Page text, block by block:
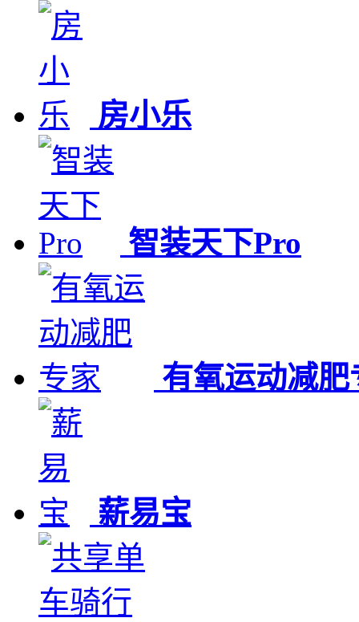
房小乐
智装天下Pro
有氧运动减肥
薪易宝